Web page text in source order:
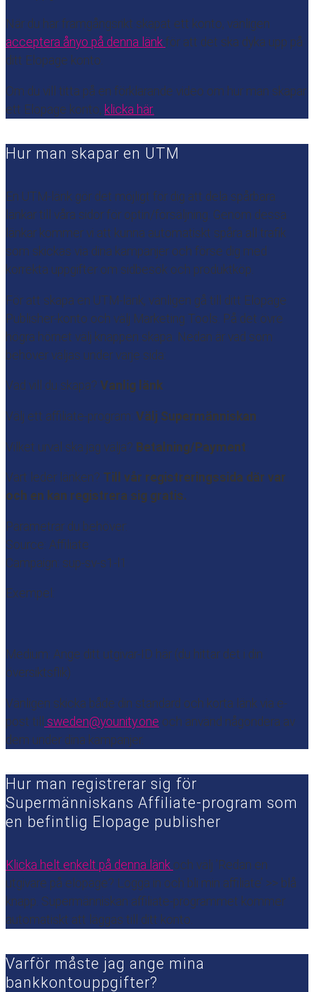
När du har framgångsrikt skapat ett konto, vänligen
acceptera ånyo på denna länk för att det ska dyka upp på
ditt Elopage konto.
Om du vill titta på en förklarande video om hur man skapar
ett Elopage konto, klicka här.
Hur man skapar en UTM
En UTM-länk gör det möjligt för dig att dela spårbara
länkar till våra sidor för optin/försäljning. Genom dessa
länkar kommer vi att kunna automatiskt spåra all trafik
som skickas via dina kampanjer och förse dig med
korrekta uppgifter om sidbesök och produktköp.
För att skapa en UTM-länk, vänligen gå till ditt Elopage
Publisher-konto och välj Marketing Tools. På det övre
högra hörnet välj knappen skapa. Nedan är vad som
behöver väljas under varje sida:
Vad vill du skapa? Vanlig länk
Välj ett affiliate-program: Välj Supermänniskan
Vilket urval ska jag välja? Betalning/Payment
Vart leder länken? Till vår registreringssida där var
och en kan registrera sig gratis.
Parametrar du behöver:
Source: Affiliate
Campaign: sup-sv-s1-l1
Exempel:
Medium: Ange ditt utgivar-ID här (du hittar det i din
översiktsflik)
Vänligen skicka både din standard och korta länk via e-
post till
sweden@younity.one och använd någondera av
dem under dina kampanjer.
Hur man registrerar sig för
Supermänniskans Affiliate-program som
en befintlig Elopage publisher
Klicka helt enkelt på denna länk och välj ’Redan en
utgivare på elopage? Logga in och bli min affiliate’ >> blå
knapp. Supermänniskan affiliate-programmet kommer
automatiskt att läggas till ditt konto.
Varför måste jag ange mina
bankkontouppgifter?